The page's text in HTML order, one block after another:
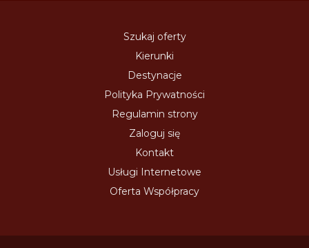
Szukaj oferty
Kierunki
Destynacje
Polityka Prywatności
Regulamin strony
Zaloguj się
Kontakt
Usługi Internetowe
Oferta Współpracy